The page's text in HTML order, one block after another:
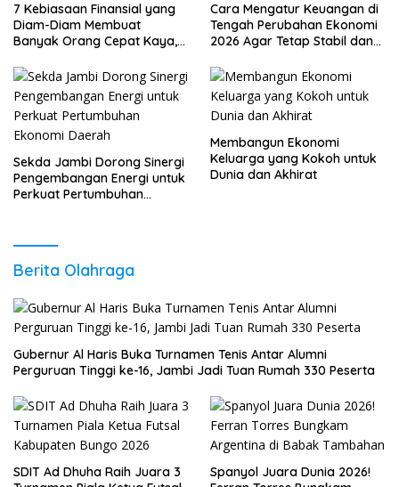
7 Kebiasaan Finansial yang
Diam-Diam Membuat
Banyak Orang Cepat Kaya,
Cara Mengatur Keuangan di
Tengah Perubahan Ekonomi
2026 Agar Tetap Stabil dan
Sekda Jambi Dorong Sinergi
Pengembangan Energi untuk
Perkuat Pertumbuhan
Membangun Ekonomi
Keluarga yang Kokoh untuk
Dunia dan Akhirat
Berita Olahraga
Gubernur Al Haris Buka Turnamen Tenis Antar Alumni
Perguruan Tinggi ke-16, Jambi Jadi Tuan Rumah 330 Peserta
SDIT Ad Dhuha Raih Juara 3
Spanyol Juara Dunia 2026!